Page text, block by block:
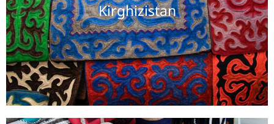
Kirghizistan